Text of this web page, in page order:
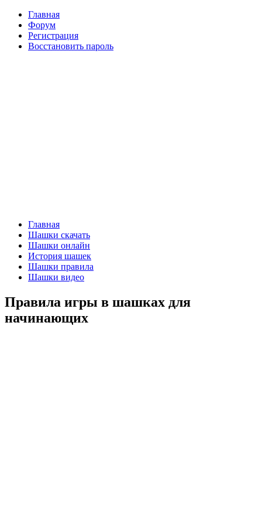
Главная
Форум
Регистрация
Восстановить пароль
Главная
Шашки скачать
Шашки онлайн
История шашек
Шашки правила
Шашки видео
Правила игры в шашках для
начинающих